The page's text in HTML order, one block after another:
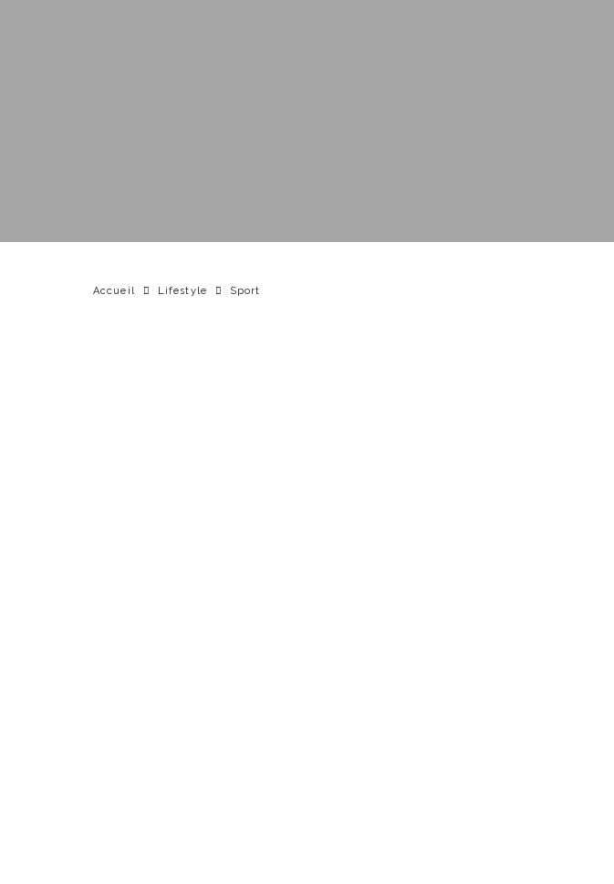
Accueil Lifestyle Sport